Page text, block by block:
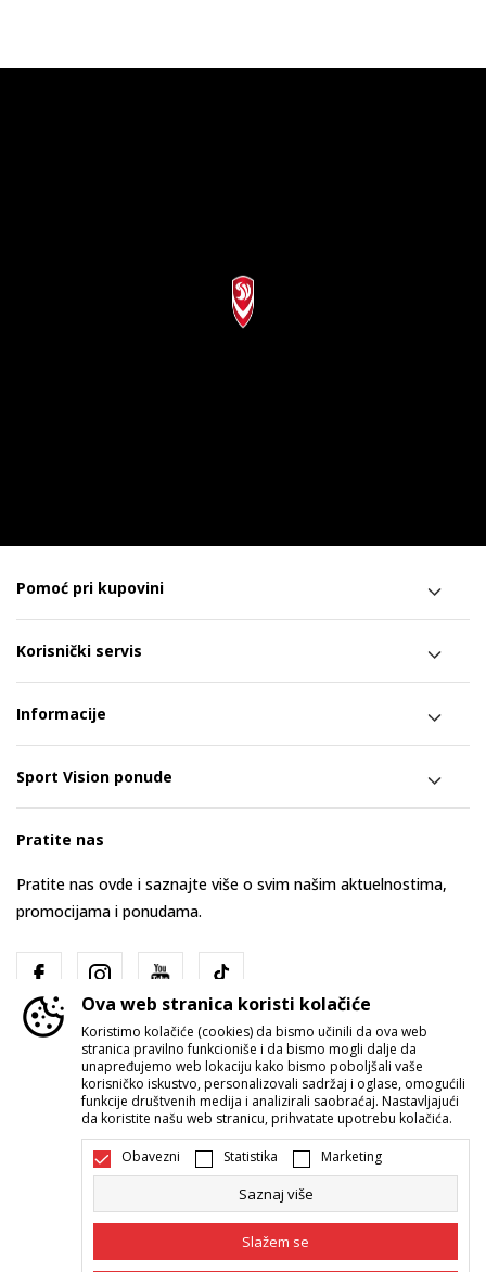
Pomoć pri kupovini
Korisnički servis
Informacije
Sport Vision ponude
Pratite nas
Pratite nas ovde i saznajte više o svim našim aktuelnostima,
promocijama i ponudama.
Srbija Promenite
Ova web stranica koristi kolačiće
Koristimo kolačiće (cookies) da bismo učinili da ova web
stranica pravilno funkcioniše i da bismo mogli dalje da
unapređujemo web lokaciju kako bismo poboljšali vaše
korisničko iskustvo, personalizovali sadržaj i oglase, omogućili
funkcije društvenih medija i analizirali saobraćaj. Nastavljajući
da koristite našu web stranicu, prihvatate upotrebu kolačića.
Obavezni Statistika Marketing
Saznaj više
Slažem se